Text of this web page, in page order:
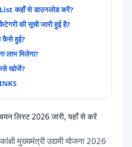
कहाँ से डाउनलोड करें?
की सूची जारी हुई है?
कैसे हुई?
लाभ मिलेगा?
खोजें?
चयन लिस्ट 2026 जारी, यहाँ से करें
मुख्यमंत्री उद्यमी योजना 2026